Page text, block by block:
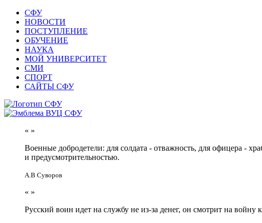
СФУ
НОВОСТИ
ПОСТУПЛЕНИЕ
ОБУЧЕНИЕ
НАУКА
МОЙ УНИВЕРСИТЕТ
СМИ
СПОРТ
САЙТЫ СФУ
« »
Военные добродетели: для солдата - отважность, для офицера -
и предусмотрительностью.
А.В Суворов
« »
Русский воин идет на службу не из-за денег, он смотрит на